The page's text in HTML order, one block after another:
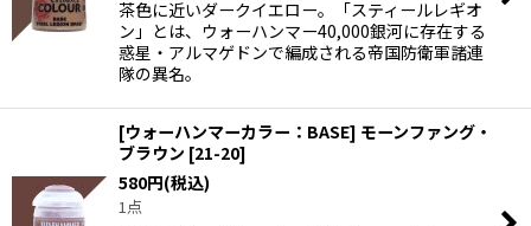
茶色に近いダークイエロー。「スティールレギオ
ン」とは、ウォーハンマー40,000銀河に存在する
惑星・アルマゲドンで編成される帝国防衛軍諸連
隊の異名。
[ウォーハンマーカラー：BASE] モーンファング・
ブラウン [21-20]
580円(税込)
1点